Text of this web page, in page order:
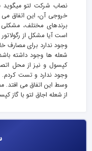
نصاب شرکت لتو میگوید
خروجی آن، این اتفاق می
برندهای مختلف،
وجود ندارد برای مصارف
شعله ها وجود داشته
کپسول و نیز از محل
وجود ندارد و تست کردم.
وسط این اتفاق می افتد.
از شعله اجاق لتو با گاز